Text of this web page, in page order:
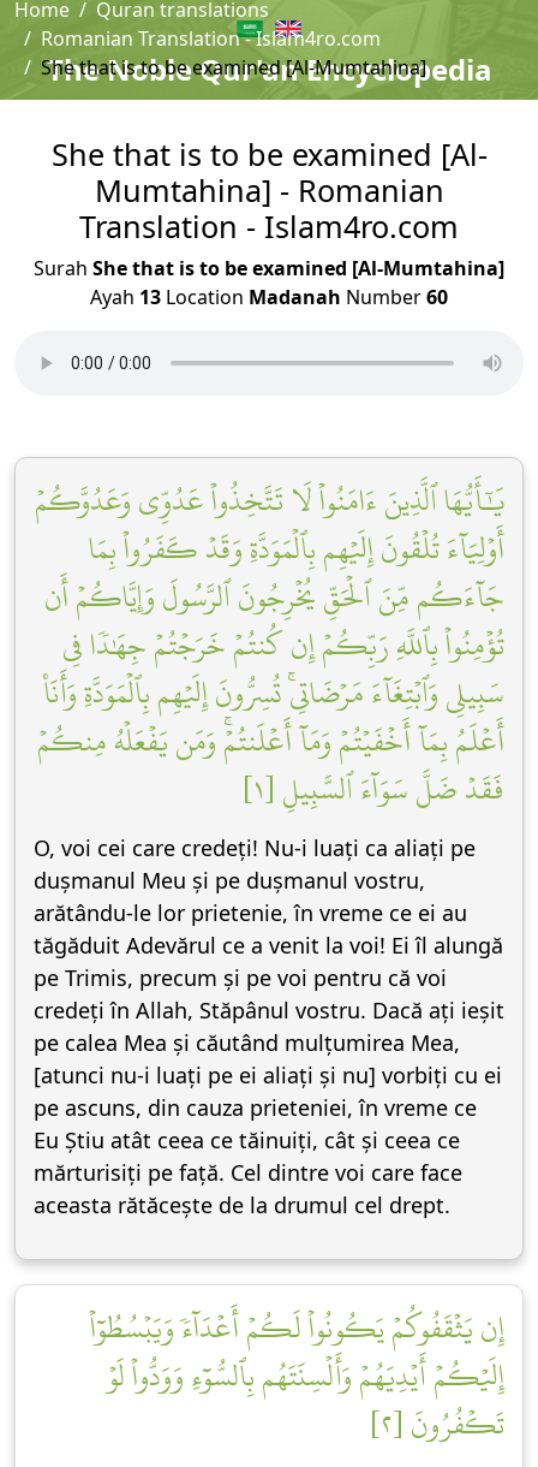
The Noble Qur'an Encyclopedia
Home
Quran translations
Romanian Translation - Islam4ro.com
She that is to be examined [Al-Mumtahina]
She that is to be examined [Al-
Mumtahina] - Romanian
Translation - Islam4ro.com
Surah She that is to be examined [Al-Mumtahina]
Ayah 13 Location Madanah Number60
يَٰٓأَيُّهَا ٱلَّذِينَ ءَامَنُواْ لَا تَتَّخِذُواْ عَدُوِّي وَعَدُوَّكُمۡ
أَوۡلِيَآءَ تُلۡقُونَ إِلَيۡهِم بِٱلۡمَوَدَّةِ وَقَدۡ كَفَرُواْ بِمَا
جَآءَكُم مِّنَ ٱلۡحَقِّ يُخۡرِجُونَ ٱلرَّسُولَ وَإِيَّاكُمۡ أَن
تُؤۡمِنُواْ بِٱللَّهِ رَبِّكُمۡ إِن كُنتُمۡ خَرَجۡتُمۡ جِهَٰدٗا فِي
سَبِيلِي وَٱبۡتِغَآءَ مَرۡضَاتِيۚ تُسِرُّونَ إِلَيۡهِم بِٱلۡمَوَدَّةِ وَأَنَا۠
أَعۡلَمُ بِمَآ أَخۡفَيۡتُمۡ وَمَآ أَعۡلَنتُمۡۚ وَمَن يَفۡعَلۡهُ مِنكُمۡ
فَقَدۡ ضَلَّ سَوَآءَ ٱلسَّبِيلِ [١]
O, voi cei care credeți! Nu-i luați ca aliați pe
dușmanul Meu și pe dușmanul vostru,
arătându-le lor prietenie, în vreme ce ei au
tăgăduit Adevărul ce a venit la voi! Ei îl alungă
pe Trimis, precum și pe voi pentru că voi
credeți în Allah, Stăpânul vostru. Dacă ați ieșit
pe calea Mea și căutând mulțumirea Mea,
[atunci nu-i luați pe ei aliați și nu] vorbiți cu ei
pe ascuns, din cauza prieteniei, în vreme ce
Eu Știu atât ceea ce tăinuiți, cât și ceea ce
mărturisiți pe față. Cel dintre voi care face
aceasta rătăcește de la drumul cel drept.
إِن يَثۡقَفُوكُمۡ يَكُونُواْ لَكُمۡ أَعۡدَآءٗ وَيَبۡسُطُوٓاْ
إِلَيۡكُمۡ أَيۡدِيَهُمۡ وَأَلۡسِنَتَهُم بِٱلسُّوٓءِ وَوَدُّواْ لَوۡ
تَكۡفُرُونَ [٢]